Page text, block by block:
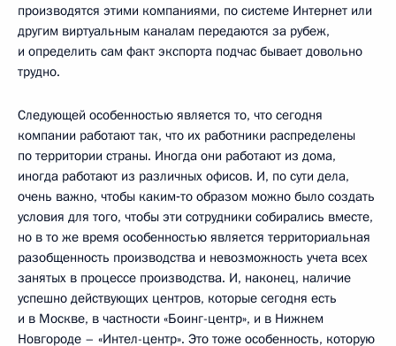
производятся этими компаниями, по системе Интернет или
другим виртуальным каналам передаются за рубеж,
и определить сам факт экспорта подчас бывает довольно
трудно.
Следующей особенностью является то, что сегодня
компании работают так, что их работники распределены
по территории страны. Иногда они работают из дома,
иногда работают из различных офисов. И, по сути дела,
очень важно, чтобы каким‑то образом можно было создать
условия для того, чтобы эти сотрудники собирались вместе,
но в то же время особенностью является территориальная
разобщенность производства и невозможность учета всех
занятых в процессе производства. И, наконец, наличие
успешно действующих центров, которые сегодня есть
и в Москве, в частности «Боинг-центр», и в Нижнем
Новгороде – «Интел-центр». Это тоже особенность, которую